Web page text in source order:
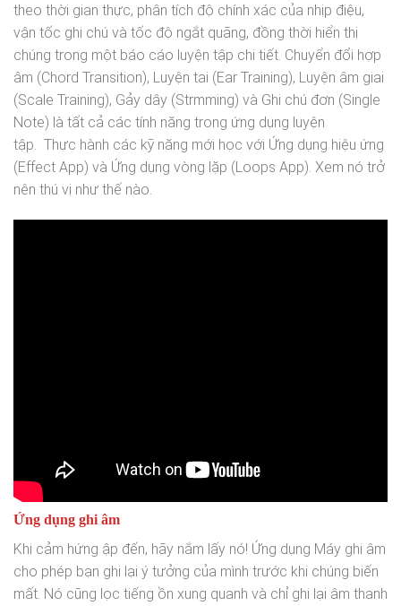
theo thời gian thực, phân tích độ chính xác của nhịp điệu,
vận tốc ghi chú và tốc độ ngắt quãng, đồng thời hiển thị
chúng trong một báo cáo luyện tập chi tiết. Chuyển đổi hợp
âm (Chord Transition), Luyện tai (Ear Training), Luyện âm giai
(Scale Training), Gảy dây (Strmming) và Ghi chú đơn (Single
Note) là tất cả các tính năng trong ứng dụng luyện
tập. Thực hành các kỹ năng mới học với Ứng dụng hiệu ứng
(Effect App) và Ứng dụng vòng lặp (Loops App). Xem nó trở
nên thú vị như thế nào.
Ứng dụng ghi âm
Khi cảm hứng ập đến, hãy nắm lấy nó! Ứng dụng Máy ghi âm
cho phép bạn ghi lại ý tưởng của mình trước khi chúng biến
mất. Nó cũng lọc tiếng ồn xung quanh và chỉ ghi lại âm thanh